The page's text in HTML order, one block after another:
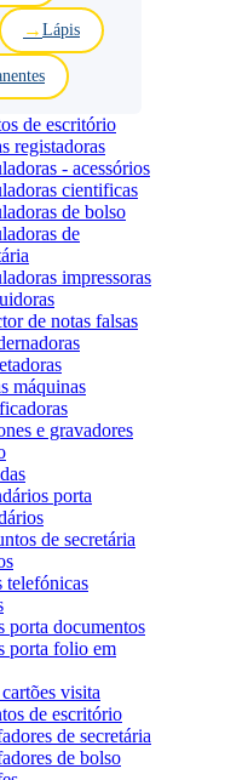
Lápis
de escritório
registadoras
- acessórios
cientificas
de bolso
de
impressoras
de notas falsas
máquinas
e gravadores
porta
de secretária
telefónicas
porta documentos
porta folio em
visita
de escritório
de secretária
de bolso